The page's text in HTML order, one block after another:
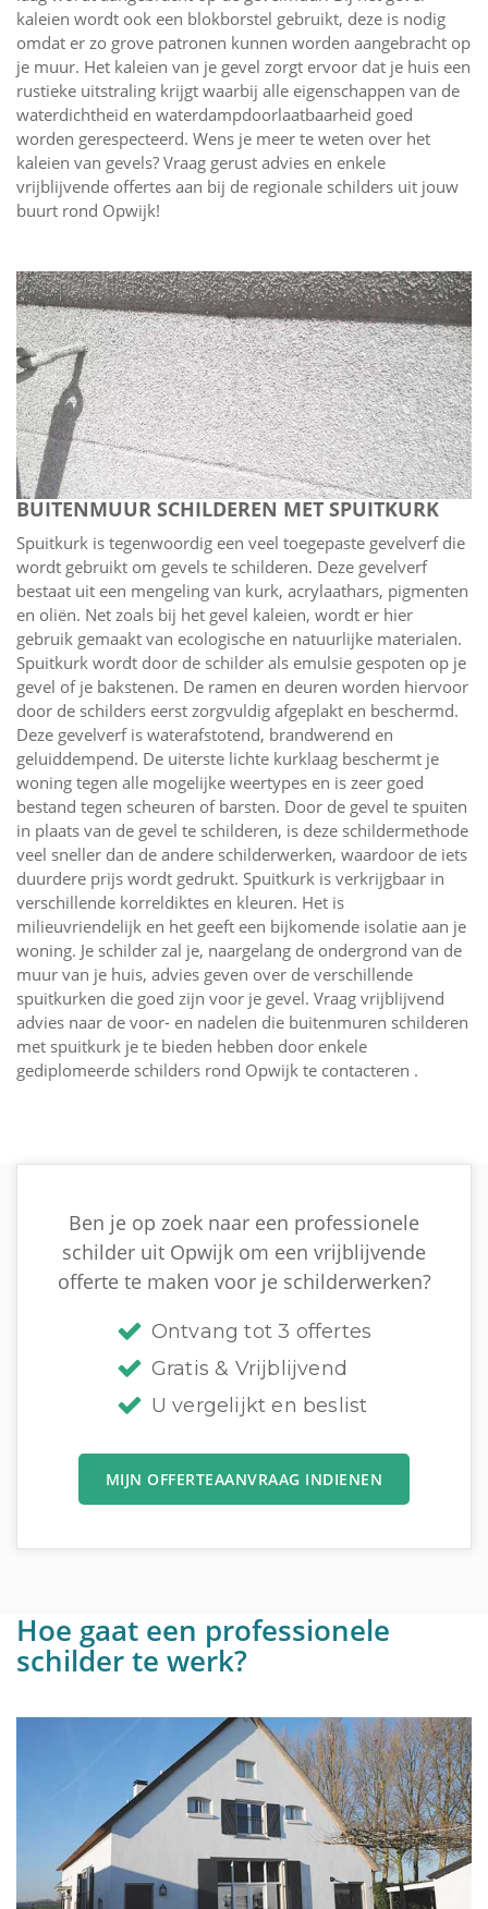
kaleien wordt ook een blokborstel gebruikt, deze is nodig
omdat er zo grove patronen kunnen worden aangebracht op
je muur. Het kaleien van je gevel zorgt ervoor dat je huis een
rustieke uitstraling krijgt waarbij alle eigenschappen van de
waterdichtheid en waterdampdoorlaatbaarheid goed
worden gerespecteerd. Wens je meer te weten over het
kaleien van gevels? Vraag gerust advies en enkele
vrijblijvende offertes aan bij de regionale schilders uit jouw
buurt rond Opwijk!
BUITENMUUR SCHILDEREN MET SPUITKURK
Spuitkurk is tegenwoordig een veel toegepaste gevelverf die
wordt gebruikt om gevels te schilderen. Deze gevelverf
bestaat uit een mengeling van kurk, acrylaathars, pigmenten
en oliën. Net zoals bij het gevel kaleien, wordt er hier
gebruik gemaakt van ecologische en natuurlijke materialen.
Spuitkurk wordt door de schilder als emulsie gespoten op je
gevel of je bakstenen. De ramen en deuren worden hiervoor
door de schilders eerst zorgvuldig afgeplakt en beschermd.
Deze gevelverf is waterafstotend, brandwerend en
geluiddempend. De uiterste lichte kurklaag beschermt je
woning tegen alle mogelijke weertypes en is zeer goed
bestand tegen scheuren of barsten. Door de gevel te spuiten
in plaats van de gevel te schilderen, is deze schildermethode
veel sneller dan de andere schilderwerken, waardoor de iets
duurdere prijs wordt gedrukt. Spuitkurk is verkrijgbaar in
verschillende korreldiktes en kleuren. Het is
milieuvriendelijk en het geeft een bijkomende isolatie aan je
woning. Je schilder zal je, naargelang de ondergrond van de
muur van je huis, advies geven over de verschillende
spuitkurken die goed zijn voor je gevel. Vraag vrijblijvend
advies naar de voor- en nadelen die buitenmuren schilderen
met spuitkurk je te bieden hebben door enkele
gediplomeerde schilders rond Opwijk te contacteren .
Ben je op zoek naar een professionele
schilder uit Opwijk om een vrijblijvende
offerte te maken voor je schilderwerken?
Ontvang tot 3 offertes
Gratis & Vrijblijvend
U vergelijkt en beslist
MIJN OFFERTEAANVRAAG INDIENEN
Hoe gaat een professionele
schilder te werk?